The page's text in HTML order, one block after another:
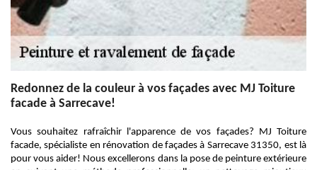
Redonnez de la couleur à vos façades avec MJ Toiture
facade à Sarrecave!
Vous souhaitez rafraîchir l'apparence de vos façades? MJ Toiture
facade, spécialiste en rénovation de façades à Sarrecave 31350, est là
pour vous aider! Nous excellerons dans la pose de peinture extérieure